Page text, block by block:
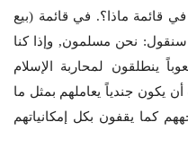
قائمة ماذا؟. في قائمة (بيع
سنقول: نحن مسلمون, وإذا كنا
ينطلقون لمحاربة الإسلام
يكون جندياً يعاملهم بمثل ما
كما يقفون بكل إمكانياتهم